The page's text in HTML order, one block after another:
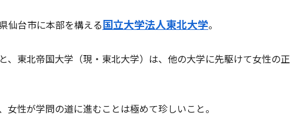
仙台市に本部を構える国立大学法人東北大学。
、東北帝国大学（現・東北大学）は、他の大学に先駆けて女性の正
性が学問の道に進むことは極めて珍しいこと。